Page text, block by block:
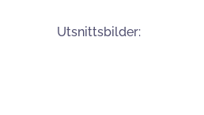
Utsnittsbilder: